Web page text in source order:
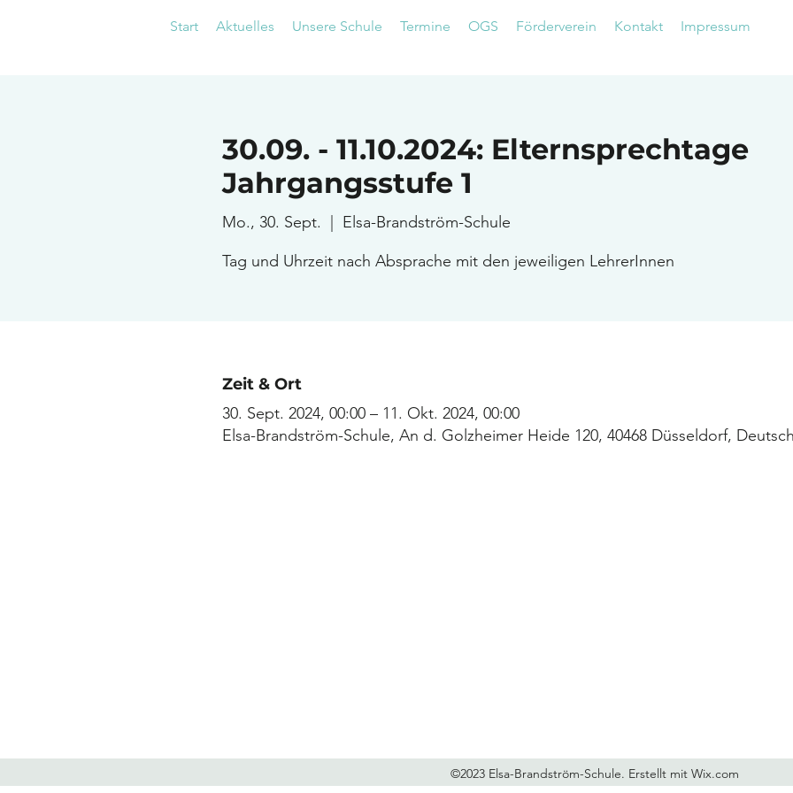
Start Aktuelles Unsere Schule Termine OGS Förderverein Kontakt Impressum
30.09. - 11.10.2024: Elternsprechtage
Jahrgangsstufe 1
Mo., 30. Sept.
Elsa-Brandström-Schule
Tag und Uhrzeit nach Absprache mit den jeweiligen LehrerInnen
Zeit & Ort
30. Sept. 2024, 00:00 – 11. Okt. 2024, 00:00
Elsa-Brandström-Schule, An d. Golzheimer Heide 120, 40468 Düsseldorf,
©2023 Elsa-Brandström-Schule. Erstellt mit Wix.com